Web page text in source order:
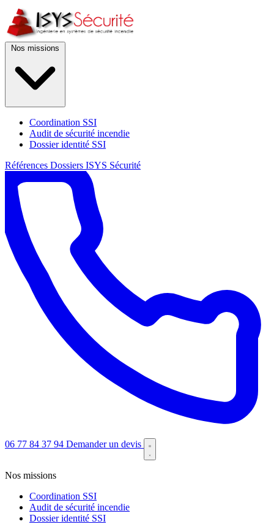
Coordination SSI
Audit de sécurité incendie
Dossier identité SSI
Références Dossiers ISYS Sécurité
06 77 84 37 94 Demander un devis
Nos missions
Coordination SSI
Audit de sécurité incendie
Dossier identité SSI